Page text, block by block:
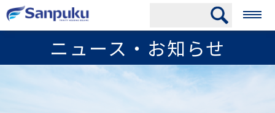
ニュース・お知らせ